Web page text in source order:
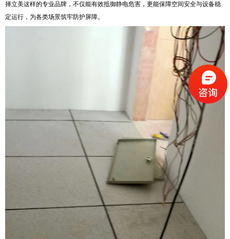
择立美这样的专业品牌，不仅能有效抵御静电危害，更能保障空间安全与设备稳
定运行，为各类场景筑牢防护屏障。